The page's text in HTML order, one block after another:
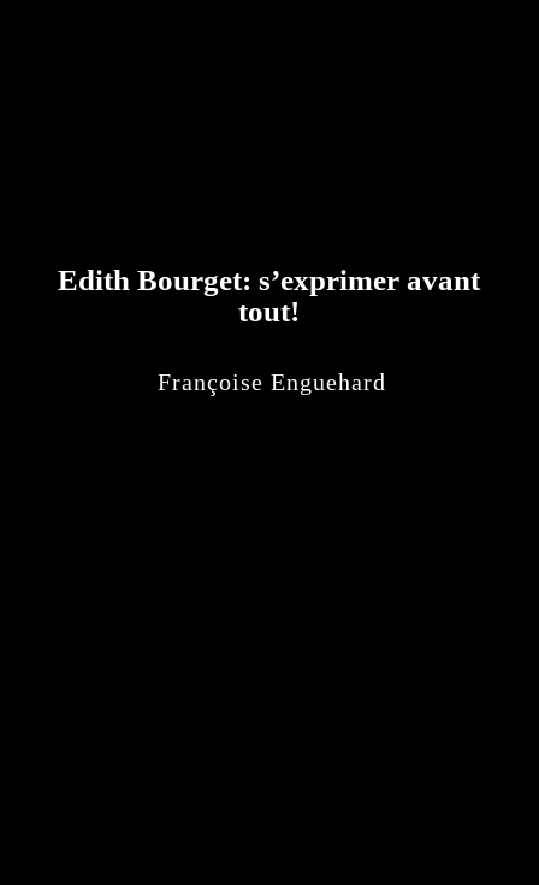
Edith Bourget: s’exprimer avant
tout!
Françoise Enguehard